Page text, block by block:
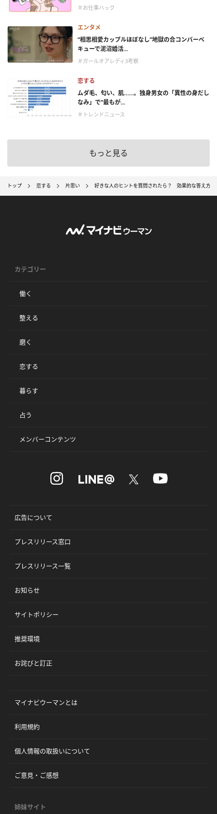
＃お仕事ハック
エンタメ
“相思相愛カップルほぼなし”地獄の合コンバーベ
キューで泥沼婚活...
＃ガールオアレディ3考察
恋する
ムダ毛、匂い、肌……。独身男女の「異性の身だし
なみ」で“最もが...
＃トレンドニュース
もっと見る
トップ 恋する 片思い 好きな人のヒントを質問されたら？ 効果的な答え方と
カテゴリー
働く
整える
磨く
恋する
暮らす
占う
メンバーコンテンツ
広告について
プレスリリース窓口
プレスリリース一覧
お知らせ
サイトポリシー
推奨環境
お詫びと訂正
マイナビウーマンとは
利用規約
個人情報の取扱いについて
ご意見・ご感想
姉妹サイト